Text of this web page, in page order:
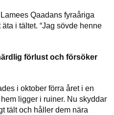
Qaadans fyraåriga
i tältet. “Jag sövde henne
förlust och försöker
i oktober förra året i en
ligger i ruiner. Nu skyddar
tält och håller dem nära